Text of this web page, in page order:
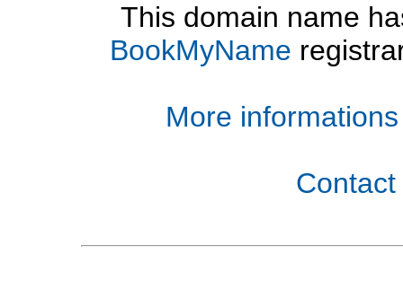
This domain name
BookMyName
More